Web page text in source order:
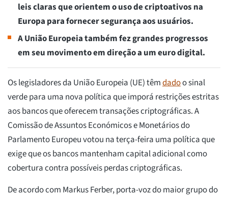
leis claras que orientem o uso de criptoativos na
Europa para fornecer segurança aos usuários.
A União Europeia também fez grandes progressos
em seu movimento em direção a um euro digital.
Os legisladores da União Europeia (UE) têmdadoo sinal
verde para uma nova política que imporá restrições estritas
aos bancos que oferecem transações criptográficas. A
Comissão de Assuntos Económicos e Monetários do
Parlamento Europeu votou na terça-feira uma política que
exige que os bancos mantenham capital adicional como
cobertura contra possíveis perdas criptográficas.
De acordo com Markus Ferber, porta-voz do maior grupo do